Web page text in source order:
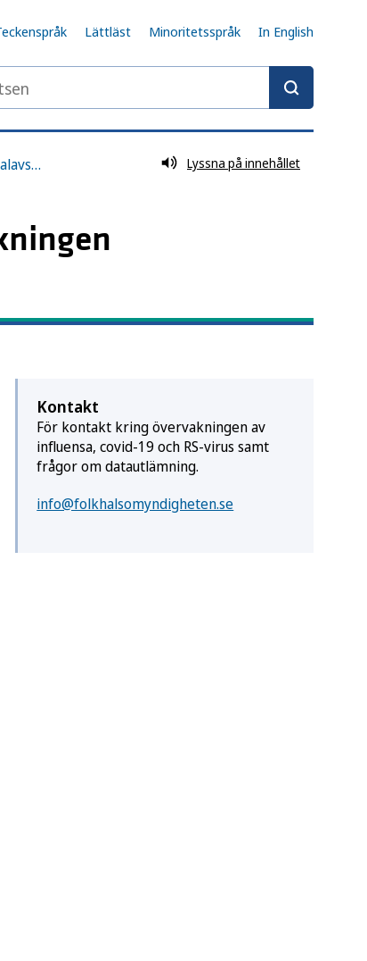
Lättläst Minoritetsspråk In English
Arkiv för lägesrapporter och specialavsnitt
Lyssna på innehållet
Kontakt
För kontakt kring övervakningen av
influensa, covid-19 och RS-virus samt
frågor om datautlämning.
info@folkhalsomyndigheten.se